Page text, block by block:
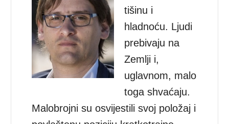
tišinu i
hladnoću. Ljudi
prebivaju na
Zemlji i,
uglavnom, malo
toga shvaćaju.
Malobrojni su osvijestili svoj položaj i